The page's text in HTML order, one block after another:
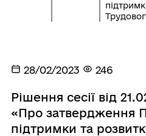
28/02/2023 246
Рішення сесії від
«Про затвердження
підтримки та